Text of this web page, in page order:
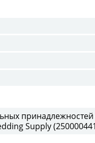
Supply